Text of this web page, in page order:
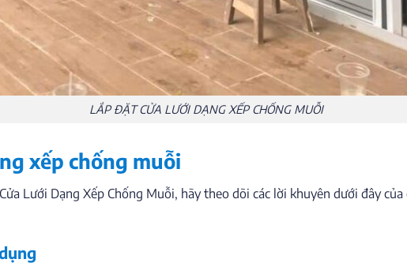
LẮP ĐẶT CỬA LƯỚI DẠNG XẾP CHỐNG MUỖI
xếp chống muỗi
Lưới Dạng Xếp Chống Muỗi, hãy theo dõi các lời khuyên dưới đây